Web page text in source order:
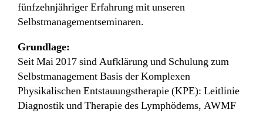
fünfzehnjähriger Erfahrung mit unseren
Selbstmanagementseminaren.
Grundlage:
Seit Mai 2017 sind Aufklärung und Schulung zum
Selbstmanagement Basis der Komplexen
Physikalischen Entstauungstherapie (KPE): Leitlinie
Diagnostik und Therapie des Lymphödems, AWMF